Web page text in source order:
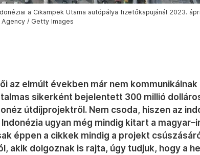
a Cikampek Utama autópálya fizetőkapujánál 2023.
/ Getty Images
az elmúlt években már nem kommunikálnak
sikerként bejelentett 300 millió
útdíjprojektről. Nem csoda, hiszen az
ugyan még mindig kitart a
éppen a cikkek mindig a projekt
akik dolgoznak is rajta, úgy tudjuk, hogy a